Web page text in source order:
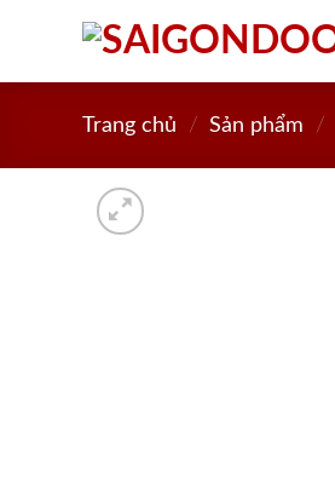
Trang chủ / Sản phẩm /